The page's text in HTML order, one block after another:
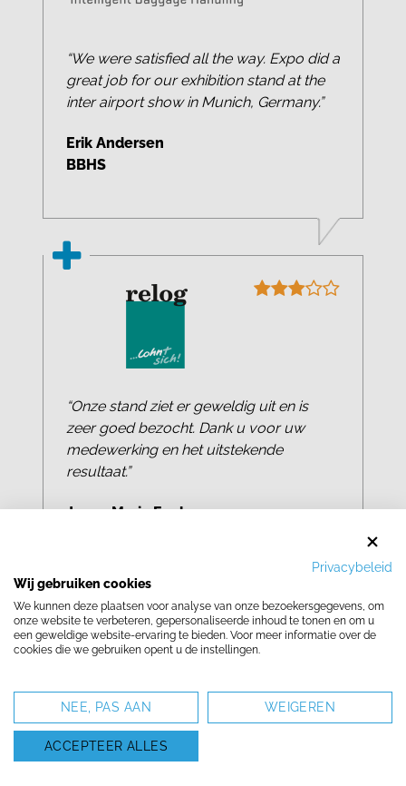
“We were satisfied all the way. Expo did a
great job for our exhibition stand at the
inter airport show in Munich, Germany.”
Erik Andersen
BBHS
“Onze stand ziet er geweldig uit en is
zeer goed bezocht. Dank u voor uw
medewerking en het uitstekende
resultaat.”
Joana Maria Funk
Privacybeleid
Wij gebruiken cookies
We kunnen deze plaatsen voor analyse van onze bezoekersgegevens, om
onze website te verbeteren, gepersonaliseerde inhoud te tonen en om u
een geweldige website-ervaring te bieden. Voor meer informatie over de
cookies die we gebruiken opent u de instellingen.
NEE, PAS AAN WEIGEREN
ACCEPTEER ALLES